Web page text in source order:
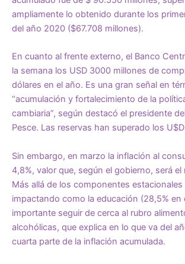
ampliamente lo obtenido durante los
del año 2020 ($67.708 millones).
En cuanto al frente externo, el Banco
la semana los USD 3000 millones de
dólares en el año. Es una gran señal en
“acumulación y fortalecimiento de la
cambiaria”, según destacó el presidente
Pesce. Las reservas han superado los
Sin embargo, en marzo la inflación al
4,8%, valor que, según el gobierno, será
Más allá de los componentes
impactando como la educación (28,5% en
importante seguir de cerca al rubro
alcohólicas, que explica en lo que va del
cuarta parte de la inflación acumulada.